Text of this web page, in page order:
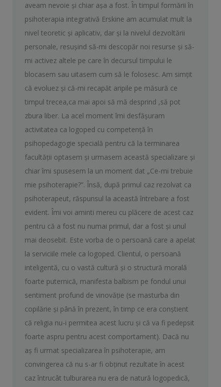
aveam nevoie şi chiar aşa a fost. În timpul formării în
psihoterapia integrativă Erskine am acumulat mult la
nivel teoretic şi aplicativ, dar şi la nivelul dezvoltării
personale, resuşind să-mi descopăr noi resurse şi să-
mi activez altele pe care în decursul timpului le
blocasem sau uitasem cum să le folosesc. Am simţit
că evoluez şi că-mi recapăt aripile pe măsură ce
timpul trecea,ca mai apoi să mă desprind ,să pot
zbura liber. La acel moment îmi desfăşuram
activitatea ca logoped cu competenţă în
psihopedagogie specială pentru că la terminarea
facultăţii optasem şi urmasem această specializare şi
chiar îmi spusesem la un moment dat „Ce-mi trebuie
mie psihoterapie?”. Însă, după primul caz rezolvat ca
psihoterapeut, răspunsul la această întrebare a fost
evident. Îmi voi aminti mereu cu plăcere de acest caz
pentru că a fost nu numai primul, dar a fost şi unul
mai deosebit. Este vorba de o persoană care a apelat
la serviciile mele ca logoped. Clientul, o persoană
inteligentă, cu o vastă cultură şi o structură morală
foarte puternică, manifesta balbism pe fondul unui
sentiment profund de vinovăţie (se masturba din
copilărie şi până în prezent, în timp ce era conştient
că religia nu-i permitea acest lucru şi că va fi pedepsit
foarte aspru pentru acest comportament). Dacă nu
aş fi urmat specializarea în psihoterapie, am
convingerea că nu s-ar fi obţinut rezultate în acest
caz întrucât tulburarea nu era de natură logopedică,